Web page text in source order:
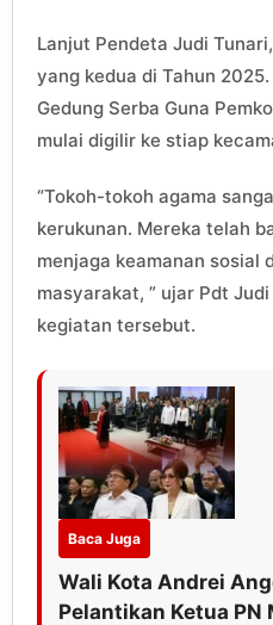
Lanjut Pendeta Judi
yang kedua di Tahun
Gedung Serba Guna
mulai digilir ke stiap
“Tokoh-tokoh agama
kerukunan. Mereka telah
menjaga keamanan sosial
masyarakat, ” ujar Pdt
kegiatan tersebut.
Baca Juga
Wali Kota Andrei
Pelantikan Ketua PN